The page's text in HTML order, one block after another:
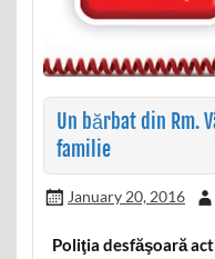
Un bărbat din Rm.
familie
January 20, 2016
Poliţia desfăşoară